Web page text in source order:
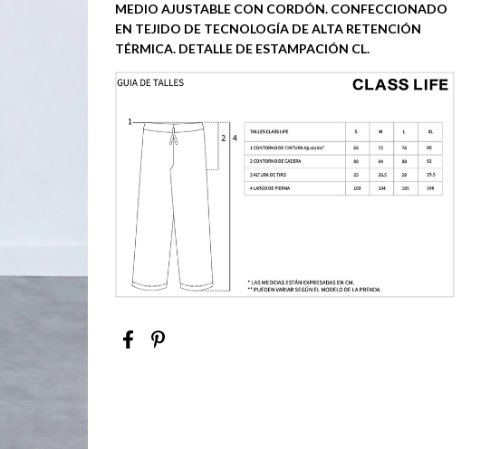
MEDIO AJUSTABLE CON CORDÓN. CONFECCIONADO
EN TEJIDO DE TECNOLOGÍA DE ALTA RETENCIÓN
TÉRMICA. DETALLE DE ESTAMPACIÓN CL.